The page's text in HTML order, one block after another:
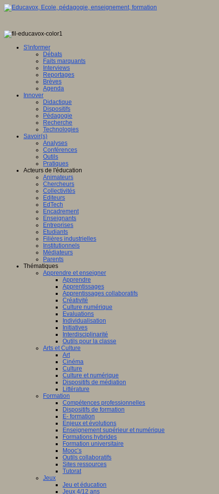
S'informer
Débats
Faits marquants
Interviews
Reportages
Brèves
Agenda
Innover
Didactique
Dispositifs
Pédagogie
Recherche
Technologies
Savoir(s)
Analyses
Conférences
Outils
Pratiques
Acteurs de l'éducation
Animateurs
Chercheurs
Collectivités
Editeurs
EdTech
Encadrement
Enseignants
Entreprises
Etudiants
Filières industrielles
Institutionnels
Médiateurs
Parents
Thématiques
Apprendre et enseigner
Apprendre
Apprentissages
Apprentissages collaboratifs
Créativité
Culture numérique
Evaluations
Individualisation
Initiatives
Interdisciplinarité
Outils pour la classe
Arts et Culture
Art
Cinéma
Culture
Culture et numérique
Dispositifs de médiation
Littérature
Formation
Compétences professionnelles
Dispositifs de formation
E- formation
Enjeux et évolutions
Enseignement supérieur et numérique
Formations hybrides
Formation universitaire
Mooc’s
Outils collaboratifs
Sites ressources
Tutorat
Jeux
Jeu et éducation
Jeux 4/12 ans